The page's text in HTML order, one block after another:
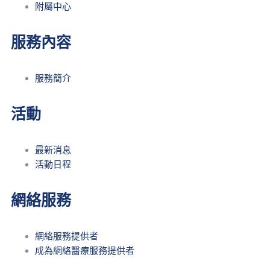
附屬中心
服務內容
服務簡介
活動
最新消息
活動日程
網絡服務
網絡服務提供者
成為網絡醫療服務提供者